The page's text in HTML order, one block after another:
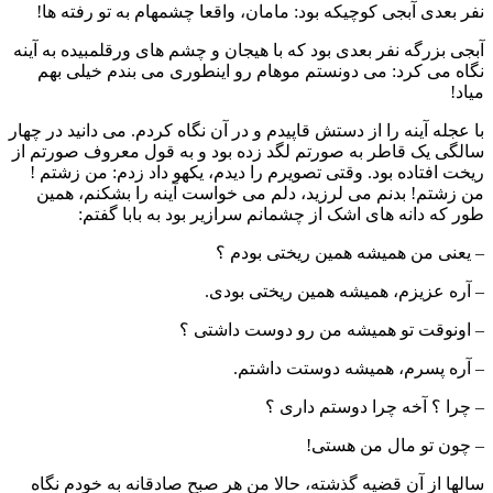
نفر بعدی آبجی کوچیکه بود: مامان، واقعا چشمهام به تو رفته ها!
آبجی بزرگه نفر بعدی بود که با هیجان و چشم های ورقلمبیده به آینه
نگاه می کرد: می دونستم موهام رو اینطوری می بندم خیلی بهم
میاد!
با عجله آینه را از دستش قاپیدم و در آن نگاه کردم. می دانید در چهار
سالگی یک قاطر به صورتم لگد زده بود و به قول معروف صورتم از
ریخت افتاده بود. وقتی تصویرم را دیدم، یکهو داد زدم: من زشتم !
من زشتم! بدنم می لرزید، دلم می خواست آینه را بشکنم، همین
طور که دانه های اشک از چشمانم سرازیر بود به بابا گفتم:
– یعنی من همیشه همین ریختی بودم ؟
– آره عزیزم، همیشه همین ریختی بودی.
– اونوقت تو همیشه من رو دوست داشتی ؟
– آره پسرم، همیشه دوستت داشتم.
– چرا ؟ آخه چرا دوستم داری ؟
– چون تو مال من هستی!
سالها از آن قضیه گذشته، حالا من هر صبح صادقانه به خودم نگاه